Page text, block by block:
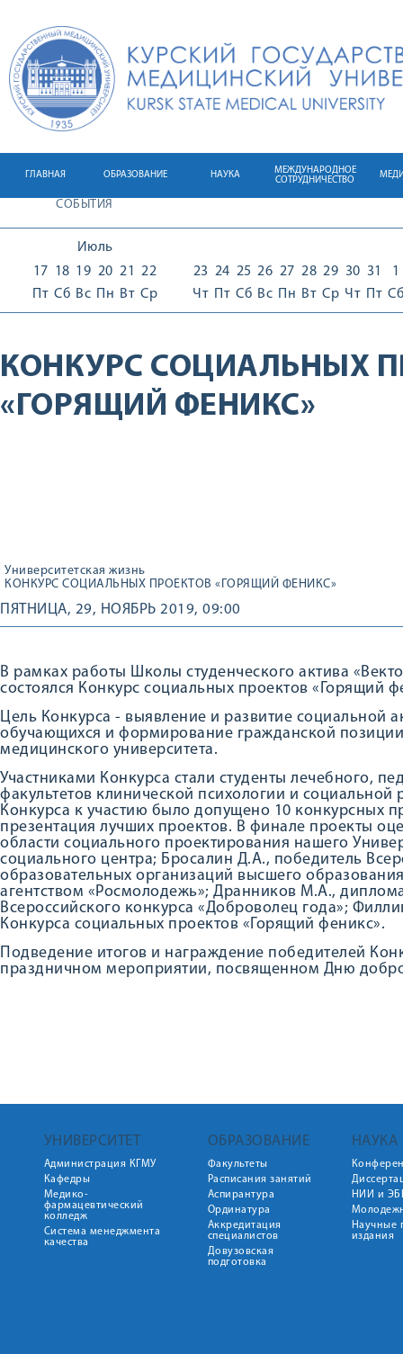
ГЛАВНАЯ ОБРАЗОВАНИЕ НАУКА
МЕЖДУНАРОДНОЕ
СОТРУДНИЧЕСТВО
СОБЫТИЯ
Июль
17
Пт
18
Сб
19
Вс
20
Пн
21
Вт
22
Ср
23
Чт
24
Пт
25
Сб
26
Вс
27
Пн
28
Вт
29
Ср
30
Чт
31
Пт
1
Сб
КОНКУРС СОЦИАЛЬНЫХ
«ГОРЯЩИЙ ФЕНИКС»
Университетская жизнь
КОНКУРС СОЦИАЛЬНЫХ ПРОЕКТОВ «ГОРЯЩИЙ ФЕНИКС»
ПЯТНИЦА, 29, НОЯБРЬ 2019, 09:00
В рамках работы Школы студенческого актива
состоялся Конкурс социальных проектов «Горящий
Цель Конкурса - выявление и развитие социальной
обучающихся и формирование гражданской позиции
медицинского университета.
Участниками Конкурса стали студенты лечебного,
факультетов клинической психологии и
Конкурса к участию было допущено 10 конкурсных
презентация лучших проектов. В финале проекты
области социального проектирования нашего
социального центра; Бросалин Д.А., победитель
образовательных организаций высшего
агентством «Росмолодежь»; Дранников М.А.,
Всероссийского конкурса «Доброволец года»;
Конкурса социальных проектов «Горящий феникс».
Подведение итогов и награждение победителей
праздничном мероприятии, посвященном Дню
УНИВЕРСИТЕТ
Администрация КГМУ
Кафедры
Медико-
фармацевтический
колледж
Система менеджмента
качества
ОБРАЗОВАНИЕ
Факультеты
Расписания занятий
Аспирантура
Ординатура
Аккредитация
специалистов
Довузовская
подготовка
НАУКА
НИИ и
Научные
издания